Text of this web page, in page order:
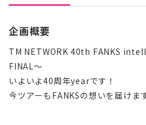
企画概要
TM NETWORK 40th FANKS
FINAL〜
いよいよ40周年yearです！
今ツアーもFANKSの想いを届けま